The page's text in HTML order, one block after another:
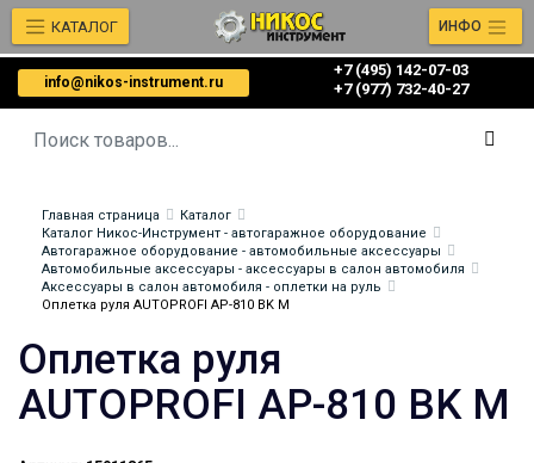
info@nikos-instrument.ru
+7 (495) 142-07-03
‎‎+7 (977) 732-40-27
КАТАЛОГ ИНФО
Главная страница
Каталог
Каталог Никос-Инструмент - автогаражное оборудование
Автогаражное оборудование - автомобильные аксессуары
Автомобильные аксессуары - аксессуары в салон автомобиля
Аксессуары в салон автомобиля - оплетки на руль
Оплетка руля AUTOPROFI AP-810 BK M
Оплетка руля
AUTOPROFI AP-810 BK M